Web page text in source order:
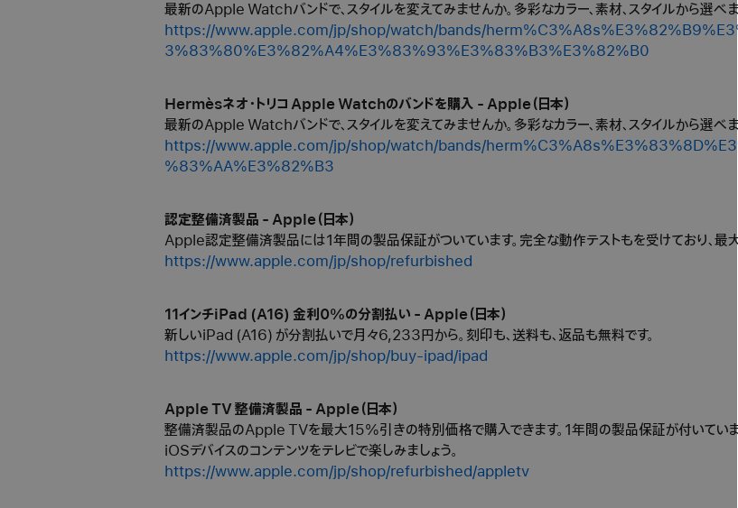
最新のApple Watchバンドで、スタイルを変えてみませんか。多彩なカラー、素材、スタイルから選べ
https://www.apple.com/jp/shop/watch/bands/
3%83%80%E3%82%A4%E3%83%93%E3%83%B3%E3%82%B0
Hermèsネオ・トリコ Apple Watchのバンドを購入 - Apple（日本）
最新のApple Watchバンドで、スタイルを変えてみませんか。多彩なカラー、素材、スタイルから選べ
https://www.apple.com/jp/shop/watch/bands/
%83%AA%E3%82%B3
認定整備済製品 - Apple（日本）
Apple認定整備済製品には1年間の製品保証がついています。完全な動作テストもを受けており、最
https://www.apple.com/jp/shop/refurbished
11インチiPad (A16) 金利0%の分割払い - Apple（日本）
新しいiPad (A16) が分割払いで月々6,233円から。刻印も、送料も、返品も無料です。
https://www.apple.com/jp/shop/buy-ipad/ipad
Apple TV 整備済製品 - Apple（日本）
整備済製品のApple TVを最大15%引きの特別価格で購入できます。1年間の製品保証が付いてい
iOSデバイスのコンテンツをテレビで楽しみましょう。
https://www.apple.com/jp/shop/refurbished/appletv